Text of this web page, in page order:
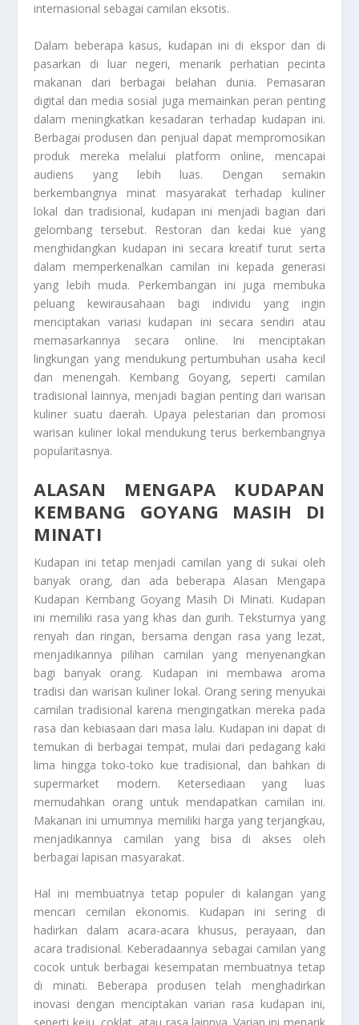
internasional sebagai camilan eksotis.
Dalam beberapa kasus, kudapan ini di ekspor dan di
pasarkan di luar negeri, menarik perhatian pecinta
makanan dari berbagai belahan dunia. Pemasaran
digital dan media sosial juga memainkan peran penting
dalam meningkatkan kesadaran terhadap kudapan ini.
Berbagai produsen dan penjual dapat mempromosikan
produk mereka melalui platform online, mencapai
audiens yang lebih luas. Dengan semakin
berkembangnya minat masyarakat terhadap kuliner
lokal dan tradisional, kudapan ini menjadi bagian dari
gelombang tersebut. Restoran dan kedai kue yang
menghidangkan kudapan ini secara kreatif turut serta
dalam memperkenalkan camilan ini kepada generasi
yang lebih muda. Perkembangan ini juga membuka
peluang kewirausahaan bagi individu yang ingin
menciptakan variasi kudapan ini secara sendiri atau
memasarkannya secara online. Ini menciptakan
lingkungan yang mendukung pertumbuhan usaha kecil
dan menengah. Kembang Goyang, seperti camilan
tradisional lainnya, menjadi bagian penting dari warisan
kuliner suatu daerah. Upaya pelestarian dan promosi
warisan kuliner lokal mendukung terus berkembangnya
popularitasnya.
ALASAN MENGAPA KUDAPAN
KEMBANG GOYANG MASIH DI
MINATI
Kudapan ini tetap menjadi camilan yang di sukai oleh
banyak orang, dan ada beberapaAlasan Mengapa
Kudapan Kembang Goyang Masih Di Minati. Kudapan
ini memiliki rasa yang khas dan gurih. Teksturnya yang
renyah dan ringan, bersama dengan rasa yang lezat,
menjadikannya pilihan camilan yang menyenangkan
bagi banyak orang. Kudapan ini membawa aroma
tradisi dan warisan kuliner lokal. Orang sering menyukai
camilan tradisional karena mengingatkan mereka pada
rasa dan kebiasaan dari masa lalu. Kudapan ini dapat di
temukan di berbagai tempat, mulai dari pedagang kaki
lima hingga toko-toko kue tradisional, dan bahkan di
supermarket modern. Ketersediaan yang luas
memudahkan orang untuk mendapatkan camilan ini.
Makanan ini umumnya memiliki harga yang terjangkau,
menjadikannya camilan yang bisa di akses oleh
berbagai lapisan masyarakat.
Hal ini membuatnya tetap populer di kalangan yang
mencari cemilan ekonomis. Kudapan ini sering di
hadirkan dalam acara-acara khusus, perayaan, dan
acara tradisional. Keberadaannya sebagai camilan yang
cocok untuk berbagai kesempatan membuatnya tetap
di minati. Beberapa produsen telah menghadirkan
inovasi dengan menciptakan varian rasa kudapan ini,